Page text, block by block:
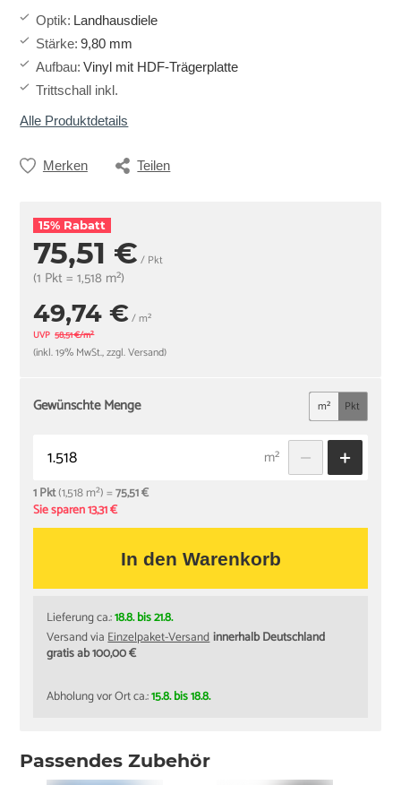
Optik: Landhausdiele
Stärke: 9,80 mm
Aufbau: Vinyl mit HDF-Trägerplatte
Trittschall inkl.
Alle Produktdetails
Merken Teilen
15% Rabatt
75,51 € / Pkt
(1 Pkt = 1,518 m²)
49,74 €/ m²
UVP 58,51 €/m²
(inkl. 19% MwSt., zzgl. Versand)
Gewünschte Menge m² Pkt
m²
1 Pkt(1,518 m²) =75,51 €
Sie sparen 13,31 €
In den Warenkorb
Lieferung ca.:18.8. bis 21.8.
Versand viaEinzelpaket-Versandinnerhalb Deutschland
gratis ab 100,00 €
Abholung vor Ort ca.:15.8. bis 18.8.
Passendes Zubehör